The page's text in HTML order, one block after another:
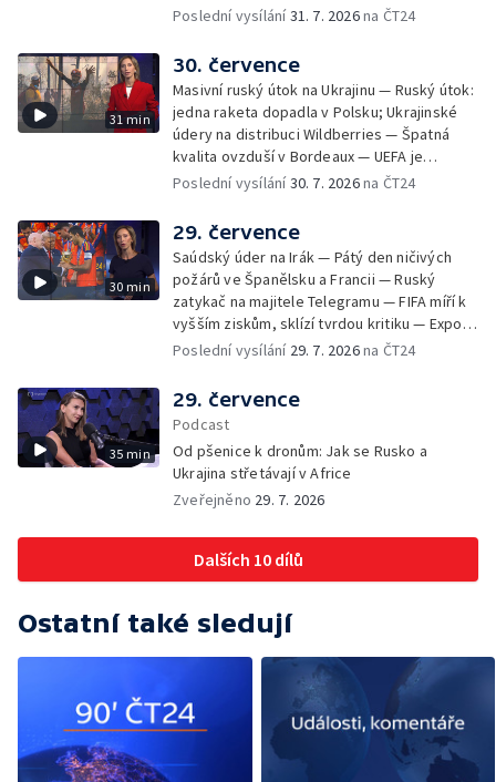
toky vysychají
Poslední vysílání31. 7. 2026na ČT24
31 min
30. července
Masivní ruský útok na Ukrajinu — Ruský útok:
jedna raketa dopadla v Polsku; Ukrajinské
údery na distribuci Wildberries — Špatná
kvalita ovzduší v Bordeaux — UEFA je
připravená bojkotovat MS ve fotbale —
— Republikáni tvrdí, že Fauci pohrdá
Kongresem — Největší socha Panny Marie v
Evropě
Poslední vysílání30. 7. 2026na ČT24
30 min
29. července
Saúdský úder na Irák — Pátý den ničivých
požárů ve Španělsku a Francii — Ruský
zatykač na majitele Telegramu — FIFA míří k
vyšším ziskům, sklízí tvrdou kritiku — Export
ukrajinského obilí ohrožovaný Ruskem —
trochu jiná lanovka
Poslední vysílání 29. 7. 2026na ČT24
35 min
29. července
Podcast
Od pšenice k dronům: Jak se Rusko a
Ukrajina střetávají v Africe
Zveřejněno 29. 7. 2026
Dalších 10 dílů
Ostatní také sledují